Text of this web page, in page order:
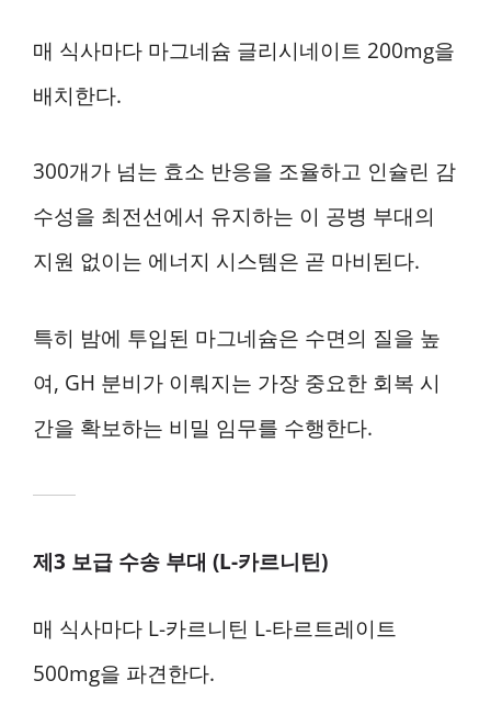
매 식사마다 마그네슘 글리시네이트 200mg을
배치한다.
300개가 넘는 효소 반응을 조율하고 인슐린 감
수성을 최전선에서 유지하는 이 공병 부대의
지원 없이는 에너지 시스템은 곧 마비된다.
특히 밤에 투입된 마그네슘은 수면의 질을 높
여, GH 분비가 이뤄지는 가장 중요한 회복 시
간을 확보하는 비밀 임무를 수행한다.
제3 보급 수송 부대 (L-카르니틴)
매 식사마다 L-카르니틴 L-타르트레이트
500mg을 파견한다.